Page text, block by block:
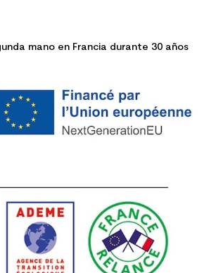
mano en Francia durante 30 años